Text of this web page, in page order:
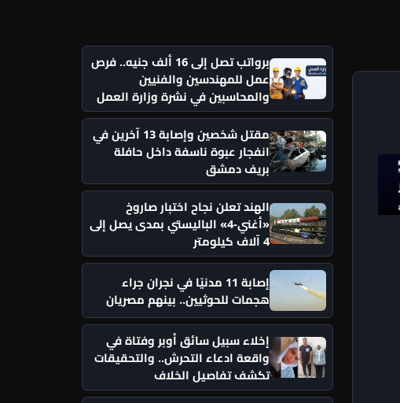
برواتب تصل إلى 16 ألف جنيه.. فرص
عمل للمهندسين والفنيين
والمحاسبين في نشرة وزارة العمل
مقتل شخصين وإصابة 13 آخرين في
انفجار عبوة ناسفة داخل حافلة
بريف دمشق
الهند تعلن نجاح اختبار صاروخ
«أغني-4» الباليستي بمدى يصل إلى
4 آلاف كيلومتر
إصابة 11 مدنيًا في نجران جراء
هجمات للحوثيين.. بينهم مصريان
إخلاء سبيل سائق أوبر وفتاة في
واقعة ادعاء التحرش.. والتحقيقات
تكشف تفاصيل الخلاف